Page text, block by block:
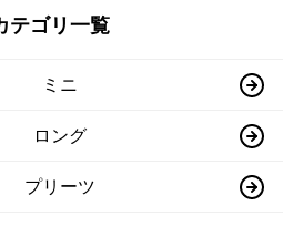
テゴリ一覧
ミニ
ロング
プリーツ